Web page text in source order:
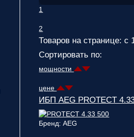
1
2
Товаров на странице: с
Сортировать по:
мощности
цене
ИБП AEG PROTECT
Бренд: AEG